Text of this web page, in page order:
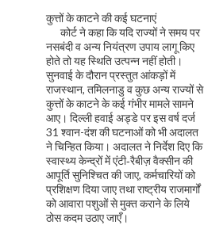
कुत्तों के काटने की कई घटनाएं
कोर्ट ने कहा कि यदि राज्यों ने समय पर
नसबंदी व अन्य नियंत्रण उपाय लागू किए
होते तो यह स्थिति उत्पन्न नहीं होती।
सुनवाई के दौरान प्रस्तुत आंकड़ों में
राजस्थान, तमिलनाडु व कुछ अन्य राज्यों से
कुत्तों के काटने के कई गंभीर मामले सामने
आए। दिल्ली हवाई अड्डे पर इस वर्ष दर्ज
31 श्वान-दंश की घटनाओं को भी अदालत
ने चिन्हित किया। अदालत ने निर्देश दिए कि
स्वास्थ्य केन्द्रों में एंटी‑रैबीज़ वैक्सीन की
आपूर्ति सुनिश्चित की जाए, कर्मचारियों को
प्रशिक्षण दिया जाए तथा राष्ट्रीय राजमार्गों
को आवारा पशुओं से मुक्त कराने के लिये
ठोस कदम उठाए जाएँ।